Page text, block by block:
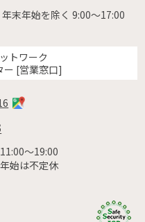
末年始を除く 9:00〜17:00
トワーク
ー [営業窓口]
〜19:00
始は不定休